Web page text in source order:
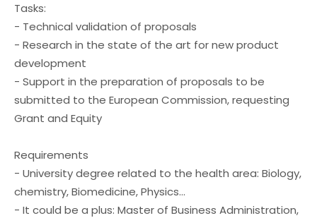
Tasks:
- Technical validation of proposals
- Research in the state of the art for new product
development
- Support in the preparation of proposals to be
submitted to the European Commission, requesting
Grant and Equity
Requirements
- University degree related to the health area: Biology,
chemistry, Biomedicine, Physics…
- It could be a plus: Master of Business Administration,